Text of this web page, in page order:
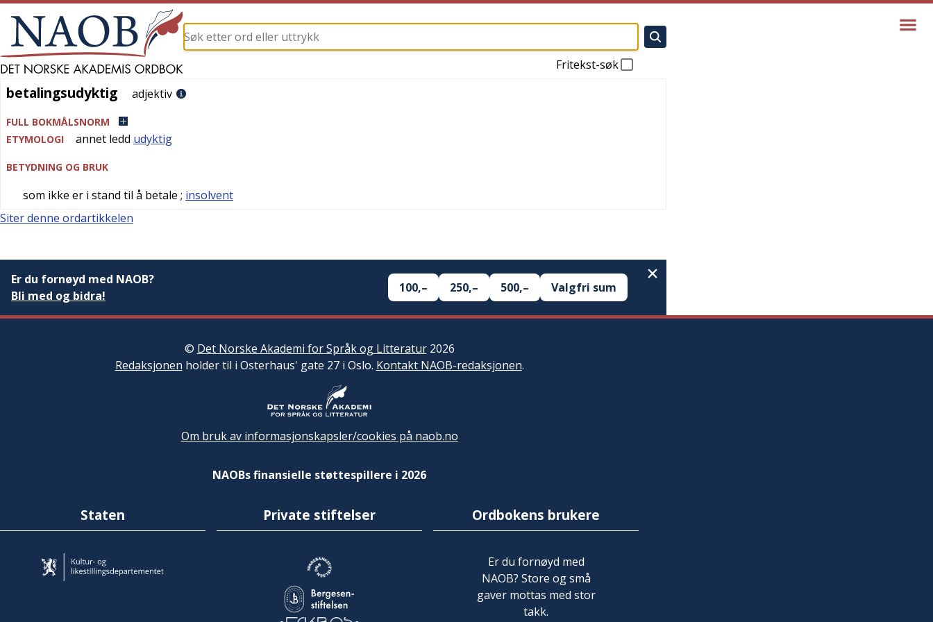
Fritekst-søk
betalingsudyktig
betalingsudyktig adjektiv
FULL BOKMÅLSNORM
ETYMOLOGI
annet ledd udyktig
BETYDNING OG BRUK
som ikke er i stand til å betale ; insolvent
Siter denne ordartikkelen
Er du fornøyd med NAOB?
Bli med og bidra!
100,– 250,– 500,– Valgfri sum
© Det Norske Akademi for Språk og Litteratur2026
Redaksjonen holder til i Osterhaus' gate 27 i Oslo. Kontakt NAOB-redaksjonen.
Om bruk av informasjonskapsler/cookies på naob.no
NAOBs finansielle støttespillere i 2026
Staten Private stiftelser Ordbokens brukere
Er du fornøyd med
NAOB? Store og små
gaver mottas med stor
takk.